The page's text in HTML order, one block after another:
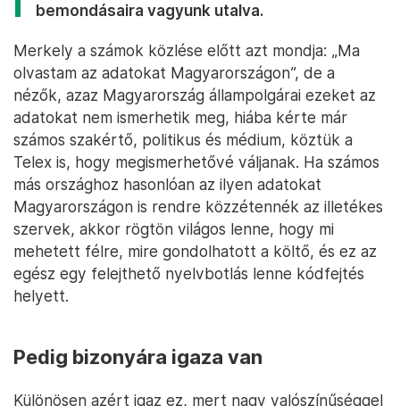
bemondásaira vagyunk utalva.
Merkely a számok közlése előtt azt mondja: „Ma
olvastam az adatokat Magyarországon”, de a
nézők, azaz Magyarország állampolgárai ezeket az
adatokat nem ismerhetik meg, hiába kérte már
számos szakértő, politikus és médium, köztük a
Telex is, hogy megismerhetővé váljanak. Ha számos
más országhoz hasonlóan az ilyen adatokat
Magyarországon is rendre közzétennék az illetékes
szervek, akkor rögtön világos lenne, hogy mi
mehetett félre, mire gondolhatott a költő, és ez az
egész egy felejthető nyelvbotlás lenne kódfejtés
helyett.
Pedig bizonyára igaza van
Különösen azért igaz ez, mert nagy valószínűséggel